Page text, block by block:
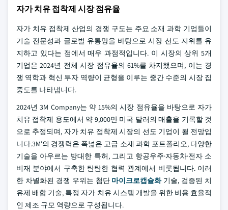
자가 치유 접착제 시장 점유율
자가 치유 접착제 산업의 경쟁 구도는 주요 소재 과학 기업들이
기술 전문성과 글로벌 유통망을 바탕으로 시장 선도 지위를 유
지하고 있다는 점에서 매우 과점적입니다. 이 시장의 상위 5개
기업은 2024년 전체 시장 점유율의 61%를 차지했으며, 이는 경
쟁 역학과 혁신 투자 역량이 균형을 이루는 중간 수준의 시장 집
중도를 나타냅니다.
2024년 3M Company는 약 15%의 시장 점유율을 바탕으로 자가
치유 접착제 용도에서 약 9,000만 미국 달러의 매출을 기록할 것
으로 추정되며, 자가 치유 접착제 시장의 선도 기업이 될 전망입
니다.3M'의 경쟁력은 폭넓은 고급 소재 과학 포트폴리오, 다양한
기술을 아우르는 방대한 특허, 그리고 항공우주·자동차·전자 소
비재 분야에서 구축한 탄탄한 협력 관계에서 비롯됩니다. 이러
한 차별화된 경쟁 우위는 첨단 마이크로캡슐화 기술, 검증된 치
유제 배합 기술, 특정 자가 치유 시스템 개발을 위한 비용 효율적
인 제조 규모 역량으로 구성됩니다.